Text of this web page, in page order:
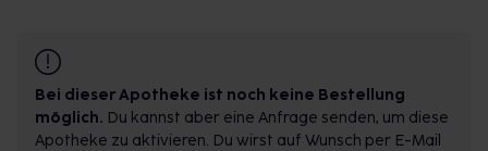
Bei dieser Apotheke ist noch keine Bestellung
möglich. Du kannst aber eine Anfrage senden, um diese
Apotheke zu aktivieren. Du wirst auf Wunsch per E-Mail